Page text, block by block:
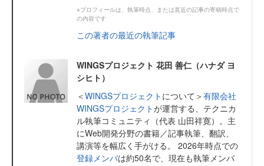
※プロフィールは、執筆時点、または直近の記事の寄稿時点で
の内容です
この著者の最近の執筆記事
WINGSプロジェクト 花田 善仁（ハナダ ヨ
シヒト）
＜WINGSプロジェクト について＞有限会社
WINGSプロジェクトが運営する、テクニカ
ル執筆コミュニティ（代表 山田祥寛）。主
にWeb開発分野の書籍／記事執筆、翻訳、
講演等を幅広く手がける。 2026年時点での
登録メンバは約50名で、現在も執筆メンバ